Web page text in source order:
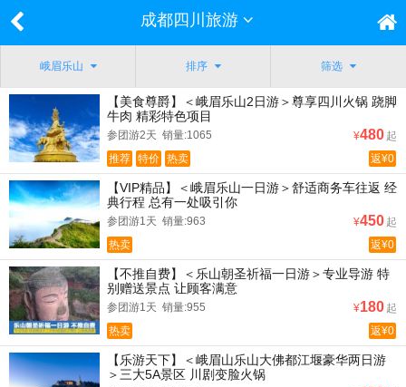
成都四川旅游
峨眉乐山 排序 筛选
【美食尊爵】＜峨眉乐山2日游＞尊享四川火锅 跷脚
牛肉 精彩特色项目
参团游2天 销量:1065 ¥480 起
返¥0
推荐 特价 热卖
【VIP精品】＜峨眉乐山一日游＞舒适商务车往返 经
典行程 总有一处吸引你
参团游1天 销量:963 ¥450 起
返¥0
热卖
【不推自费】＜乐山朝圣祈福一日游＞专业导游 特
别赠送景点 让顾客满意
参团游1天 销量:955 ¥180 起
返¥0
热卖
【乐游天下】＜峨眉山乐山大佛都江堰豪华两日游
＞三大5A景区 川剧变脸火锅